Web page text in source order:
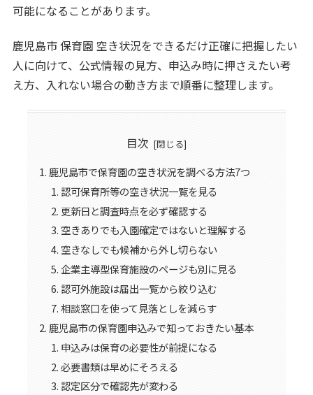
可能になることがあります。
鹿児島市 保育園 空き状況をできるだけ正確に把握したい
人に向けて、公式情報の見方、申込み時に押さえたい考
え方、入れない場合の動き方まで順番に整理します。
目次
鹿児島市で保育園の空き状況を調べる方法7つ
認可保育所等の空き状況一覧を見る
更新日と調査時点を必ず確認する
空きありでも入園確定ではないと理解する
空きなしでも候補から外し切らない
企業主導型保育施設のページも別に見る
認可外施設は届出一覧から絞り込む
相談窓口を使って見落としを減らす
鹿児島市の保育園申込みで知っておきたい基本
申込みは保育の必要性が前提になる
必要書類は早めにそろえる
認定区分で確認先が変わる